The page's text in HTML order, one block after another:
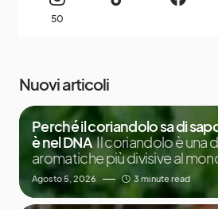
50
Nuovi articoli
Perché il coriandolo sa di
è nel DNA Il coriandolo è una
aromatiche più divisive al
Agosto 5, 2026 3 minute read